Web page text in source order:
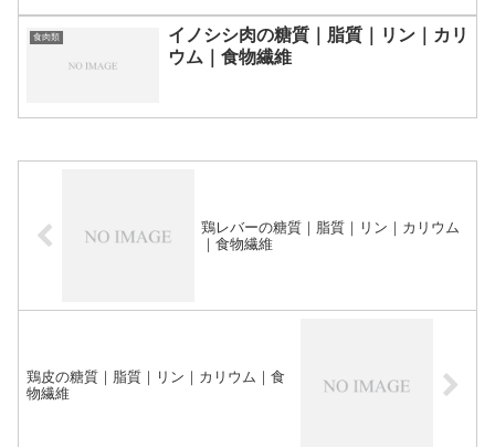
食肉類
イノシシ肉の糖質｜脂質｜リン｜カリ
ウム｜食物繊維
鶏レバーの糖質｜脂質｜リン｜カリウム
｜食物繊維
鶏皮の糖質｜脂質｜リン｜カリウム｜食
物繊維